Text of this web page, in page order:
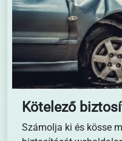
Kötelező
Számolja ki és kösse